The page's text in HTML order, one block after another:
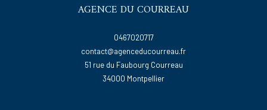
AGENCE DU COURREAU
0467020717
contact@agenceducourreau.fr
51 rue du Faubourg Courreau
34000
montpellier